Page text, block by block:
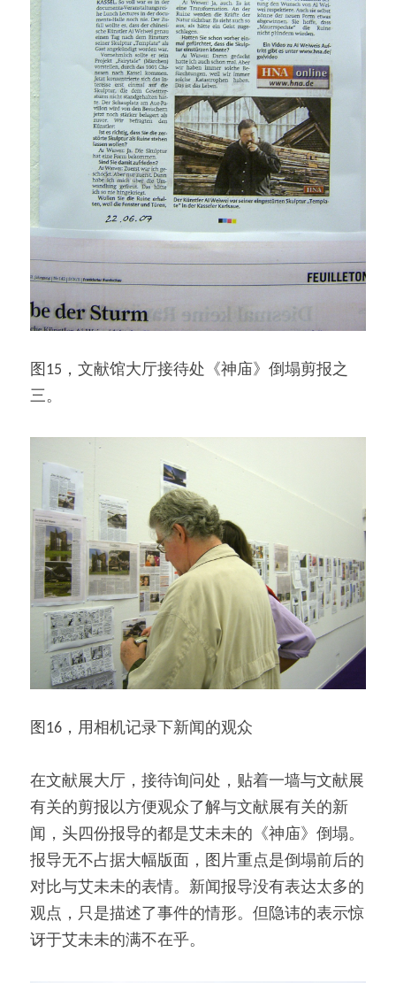
图15，文献馆大厅接待处《神庙》倒塌剪报之
三。
图16，用相机记录下新闻的观众
在文献展大厅，接待询问处，贴着一墙与文献展
有关的剪报以方便观众了解与文献展有关的新
闻，头四份报导的都是艾未未的《神庙》倒塌。
报导无不占据大幅版面，图片重点是倒塌前后的
对比与艾未未的表情。新闻报导没有表达太多的
观点，只是描述了事件的情形。但隐讳的表示惊
讶于艾未未的满不在乎。